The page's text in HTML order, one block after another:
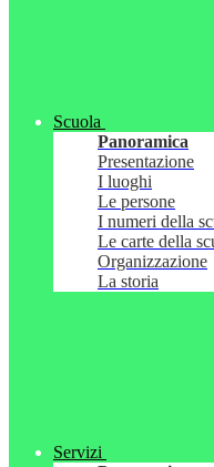
Scuola
Panoramica
Presentazione
I luoghi
Le persone
I numeri della
Le carte della
Organizzazione
La storia
Servizi